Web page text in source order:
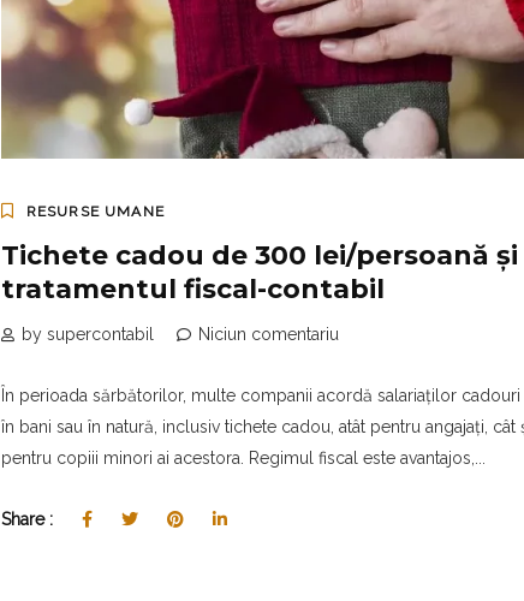
RESURSE UMANE
Tichete cadou de 300 lei/persoană și
tratamentul fiscal-contabil
by supercontabil Niciun comentariu
În perioada sărbătorilor, multe companii acordă salariaților cadouri
în bani sau în natură, inclusiv tichete cadou, atât pentru angajați, cât
pentru copiii minori ai acestora. Regimul fiscal este avantajos,...
Share :